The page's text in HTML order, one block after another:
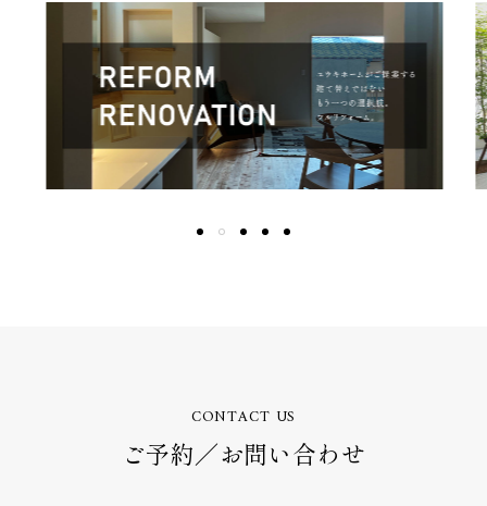
CONTACT US
ご予約／お問い合わせ